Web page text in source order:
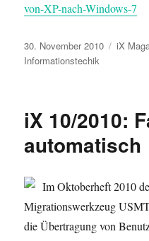
von-XP-nach-Windows-7
Veröffentlicht
am
30. November 2010
iX
Informationstechik
iX 10/2010:
automatisch
Im Oktoberheft 2010
Migrationswerkzeug
die Übertragung von